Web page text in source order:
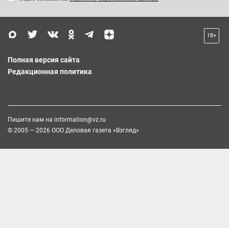
18+
Полная версия сайта
Редакционная политика
Пишите нам на information@vz.ru
© 2005 — 2026 ООО Деловая газета «Взгляд»